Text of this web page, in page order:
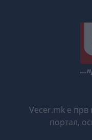
Vecer.mk е
портал,